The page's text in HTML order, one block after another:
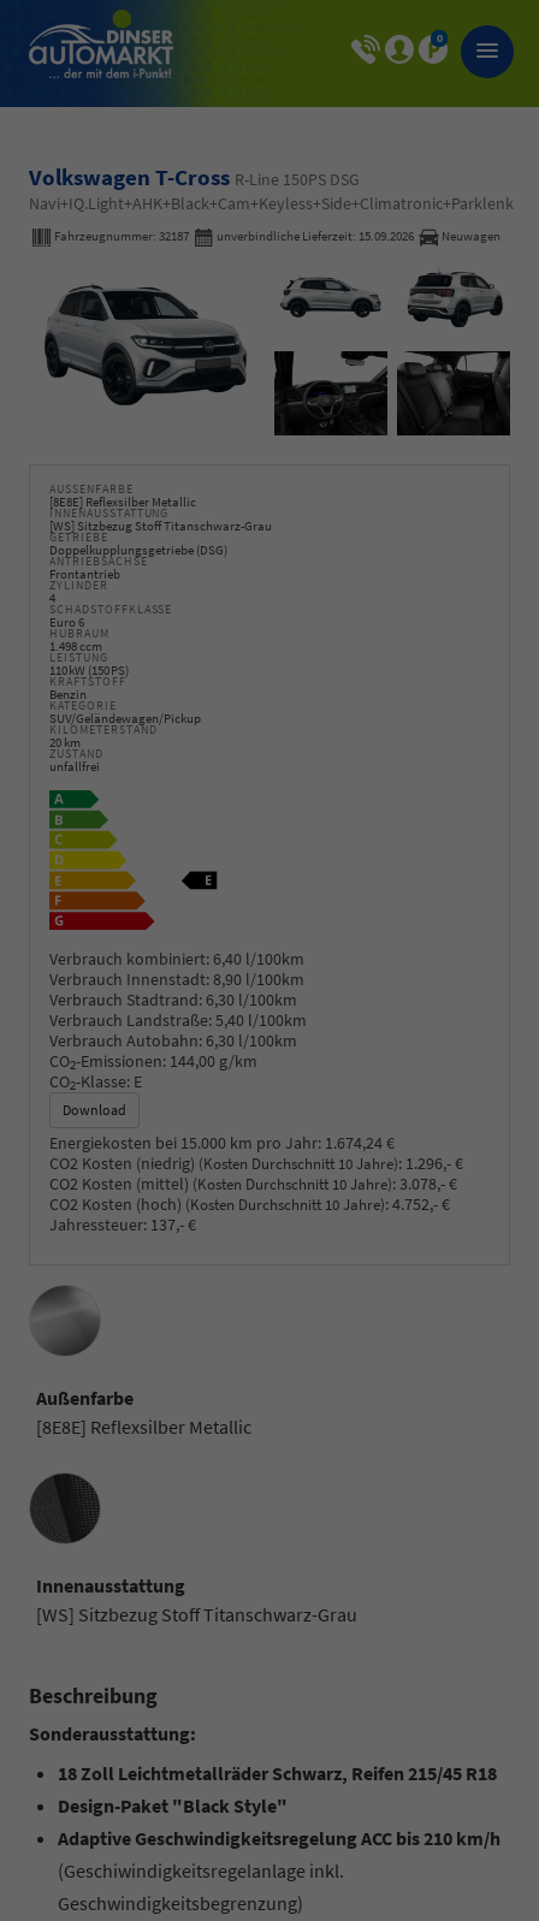
0
Volkswagen T-Cross R-Line 150PS DSG
Navi+IQ.Light+AHK+Black+Cam+Keyless+Side+Climatronic+Parklenk
Fahrzeugnummer: 32187 unverbindliche Lieferzeit: 15.09.2026 Neuwagen
AUSSENFARBE
[8E8E] Reflexsilber Metallic
INNENAUSSTATTUNG
[WS] Sitzbezug Stoff Titanschwarz-Grau
GETRIEBE
Doppelkupplungsgetriebe (DSG)
ANTRIEBSACHSE
Frontantrieb
ZYLINDER
4
SCHADSTOFFKLASSE
Euro 6
HUBRAUM
1.498 ccm
LEISTUNG
110 kW (150 PS)
KRAFTSTOFF
Benzin
KATEGORIE
SUV/Geländewagen/Pickup
KILOMETERSTAND
20 km
ZUSTAND
unfallfrei
Verbrauch kombiniert: 6,40 l/100km
Verbrauch Innenstadt:8,90 l/100km
Verbrauch Stadtrand: 6,30 l/100km
Verbrauch Landstraße:5,40 l/100km
Verbrauch Autobahn: 6,30 l/100km
CO2-Emissionen: 144,00 g/km
CO2-Klasse: E
Download
Energiekosten bei 15.000 km pro Jahr: 1.674,24 €
CO2 Kosten (niedrig) (Kosten Durchschnitt 10 Jahre): 1.296,- €
CO2 Kosten (mittel) (Kosten Durchschnitt 10 Jahre):3.078,- €
CO2 Kosten (hoch) (Kosten Durchschnitt 10 Jahre):4.752,- €
Jahressteuer: 137,- €
Außenfarbe
[8E8E] Reflexsilber Metallic
Innenausstattung
Innenausstattung
[WS] Sitzbezug Stoff Titanschwarz-Grau
Beschreibung
Sonderausstattung:
18 Zoll Leichtmetallräder Schwarz, Reifen 215/45 R18
Design-Paket "Black Style"
Adaptive Geschwindigkeitsregelung ACC bis 210 km/h
(Geschiwindigkeitsregelanlage inkl.
Geschwindigkeitsbegrenzung)